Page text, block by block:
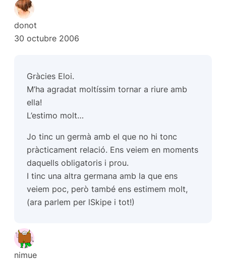
donot
30 octubre 2006
Gràcies Eloi.
M’ha agradat moltíssim tornar a riure amb
ella!
L’estimo molt…
Jo tinc un germà amb el que no hi tonc
pràcticament relació. Ens veiem en moments
daquells obligatoris i prou.
I tinc una altra germana amb la que ens
veiem poc, però també ens estimem molt,
(ara parlem per lSkipe i tot!)
nimue